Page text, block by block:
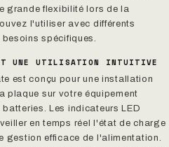
grande flexibilité lors de la
l'utiliser avec différents
spécifiques.
UNE UTILISATION INTUITIVE
est conçu pour une installation
plaque sur votre équipement
Les indicateurs LED
en temps réel l'état de charge
gestion efficace de l'alimentation.